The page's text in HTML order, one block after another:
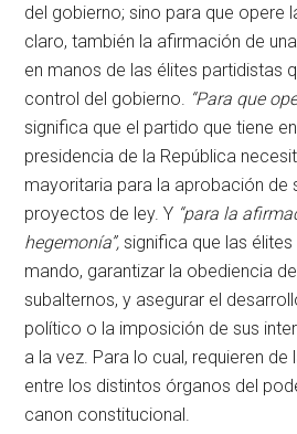
del gobierno; sino para que opere
claro, también la afirmación de
en manos de las élites partidistas
control del gobierno.
“Para que
significa que el partido que tiene
presidencia de la República
mayoritaria para la aprobación de
proyectos de ley. Y “para la
hegemonía”, significa que las
mando, garantizar la obediencia
subalternos, y asegurar el
político o la imposición de sus
a la vez. Para lo cual, requieren
entre los distintos órganos del
canon constitucional.